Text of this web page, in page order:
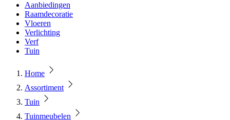
Aanbiedingen
Raamdecoratie
Vloeren
Verlichting
Verf
Tuin
Home
Assortiment
Tuin
Tuinmeubelen